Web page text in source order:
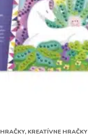
HRAČKY, KREATÍVNE HRAČKY